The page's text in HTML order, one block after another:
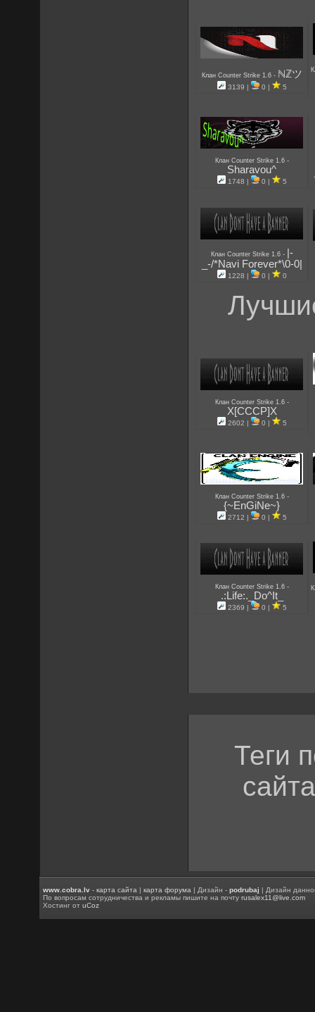
Клан Counter Strike 1.6 - ℕℤツ
3139 | 0 | 5
Клан Counter Strike 1.6 -
Sharavou^
1748 | 0 | 5
Клан Counter Strike 1.6 -
|-
_-/*Navi Forever*\0-0|
1228 | 0 | 0
Клан Counter Strike 1.6 -
X[CCCP]X
2602 | 0 | 5
Клан Counter Strike 1.6 -
{~EnGiNe~}
2712 | 0 | 5
Клан Counter Strike 1.6 -
.:Life:._Do^It_
2369 | 0 | 5
Теги
www.cobra.lv -карта сайта |карта форума | Дизайн -podrubaj | Дизайн
По вопросам сотрудничества и рекламы пишите на почтуrusalex11@live.com
Хостинг отuCoz